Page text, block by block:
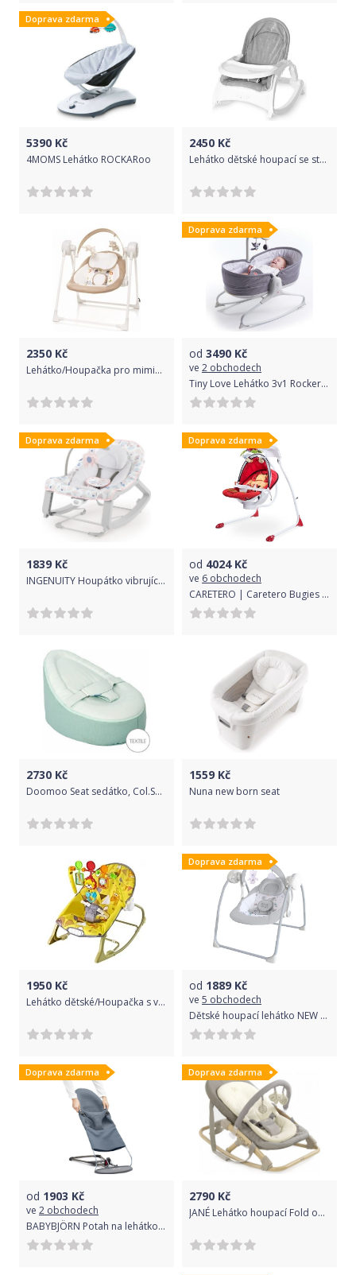
Doprava zdarma
5390 Kč
4MOMS Lehátko ROCKARoo
2450 Kč
Lehátko dětské houpací se stolečkem - ALEX cool grey stars - Lorelli
2350 Kč
Lehátko/Houpačka pro miminko s melodiemi - SWING SAFARI camel - 4Baby
Doprava zdarma
od 3490 Kč
ve 2 obchodech
Tiny Love Lehátko 3v1 Rocker Napper Heather Grey
Doprava zdarma
1839 Kč
INGENUITY Houpátko vibrující 3v1 Keep Cozy Burst 0m+, do 18 kg
Doprava zdarma
od 4024Kč
ve 6 obchodech
CARETERO | Caretero Bugies | Dětská houpačka CARETERO Bugies red | Červená |
2730 Kč
Doomoo Seat sedátko, Col.SH5
1559 Kč
Nuna new born seat
1950 Kč
Lehátko dětské/Houpačka s vibrací a hudbou - LITTLE SAVANA žluté - EuroBaby
Doprava zdarma
od 1889 Kč
ve 5 obchodech
Dětské houpací lehátko NEW BABY TEDDY Gray
Doprava zdarma
od 1903 Kč
ve 2 obchodech
BABYBJÖRN Potah na lehátko Balance Bliss Dove Blue 3D Jersey
Doprava zdarma
2790 Kč
JANÉ Lehátko houpací Fold od 0+ do 9 kg Organics